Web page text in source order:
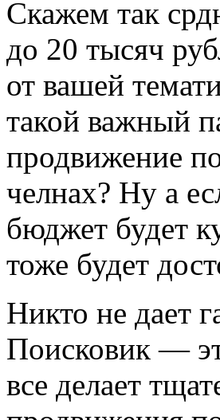
Скажем так
до 20 тысяч
от вашей
такой важный
продвижение
челнах? Ну а
бюджет будет
тоже будет
Никто не дает
Поисковик —
все делает